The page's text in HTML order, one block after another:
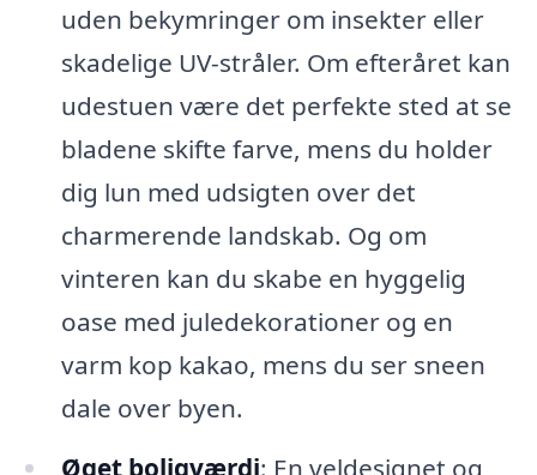
uden bekymringer om insekter eller
skadelige UV-stråler. Om efteråret kan
udestuen være det perfekte sted at se
bladene skifte farve, mens du holder
dig lun med udsigten over det
charmerende landskab. Og om
vinteren kan du skabe en hyggelig
oase med juledekorationer og en
varm kop kakao, mens du ser sneen
dale over byen.
Øget boligværdi: En veldesignet og